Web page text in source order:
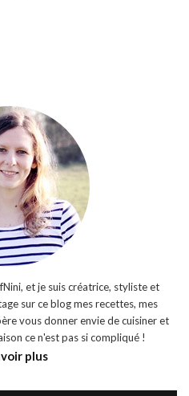
et je suis créatrice, styliste et
sur ce blog mes recettes, mes
vous donner envie de cuisiner et
ce n'est pas si compliqué !
plus